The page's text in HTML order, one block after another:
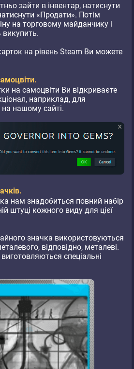
зайти в інвентар, натиснути
«Продати». Потім
на торговому майданчику і
викупить.
на рівень Steam Ви можете
на самоцвіти Ви відкриваєте
наприклад, для
нашому сайті.
нам знадобиться повний набір
штуці кожного виду для цієї
значка використовуються
відповідно, металеві.
спеціальні